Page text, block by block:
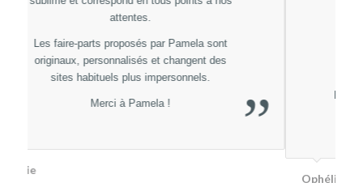
faires parts de mariage totalement adapté ,
Je recommande à 1000% sans hésitez les
yeux fermés.